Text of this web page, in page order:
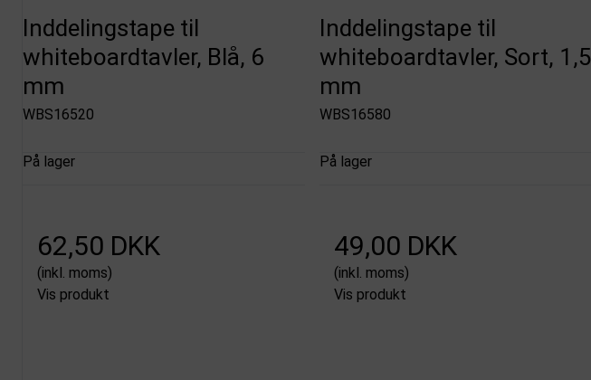
Inddelingstape til
whiteboardtavler, Blå, 6
mm
WBS16520
På lager
62,50 DKK
(inkl. moms)
Vis produkt
Inddelingstape til
whiteboardtavler, Sort, 1,5
mm
WBS16580
På lager
49,00 DKK
(inkl. moms)
Vis produkt